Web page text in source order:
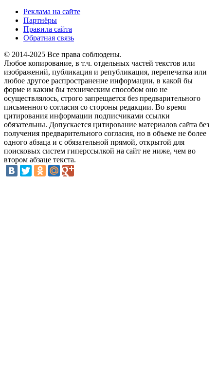
Реклама на сайте
Партнёры
Правила сайта
Обратная связь
© 2014-2025 Все права соблюдены.
Любое копирование, в т.ч. отдельных частей текстов или
изображений, публикация и републикация, перепечатка или
любое другое распространение информации, в какой бы
форме и каким бы техническим способом оно не
осуществлялось, строго запрещается без предварительного
письменного согласия со стороны редакции. Во время
цитирования информации подписчиками ссылки
обязательны. Допускается цитирование материалов сайта без
получения предварительного согласия, но в объеме не более
одного абзаца и с обязательной прямой, открытой для
поисковых систем гиперссылкой на сайт не ниже, чем во
втором абзаце текста.